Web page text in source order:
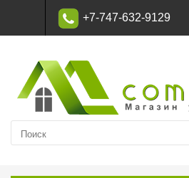
+7-747-632-9129